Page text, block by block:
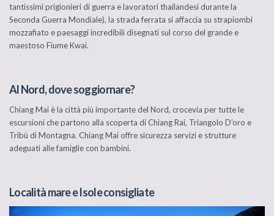
tantissimi prigionieri di guerra e lavoratori thailandesi durante la
Seconda Guerra Mondiale), la strada ferrata si affaccia su strapiombi
mozzafiato e paesaggi incredibili disegnati sul corso del grande e
maestoso Fiume Kwai.
Al Nord, dove soggiornare?
Chiang Mai è la città più importante del Nord, crocevia per tutte le
escursioni che partono alla scoperta di Chiang Rai, Triangolo D’oro e
Tribù di Montagna. Chiang Mai offre sicurezza servizi e strutture
adeguati alle famiglie con bambini.
Località mare e Isole consigliate